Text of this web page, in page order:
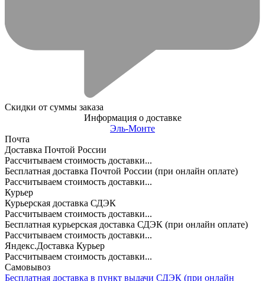
Скидки от суммы заказа
Информация о доставке
Эль-Монте
Почта
Доставка Почтой России
Рассчитываем стоимость доставки...
Бесплатная доставка Почтой России (при онлайн оплате)
Рассчитываем стоимость доставки...
Курьер
Курьерская доставка СДЭК
Рассчитываем стоимость доставки...
Бесплатная курьерская доставка СДЭК (при онлайн оплате)
Рассчитываем стоимость доставки...
Яндекс.Доставка Курьер
Рассчитываем стоимость доставки...
Самовывоз
Бесплатная доставка в пункт выдачи СДЭК (при онлайн